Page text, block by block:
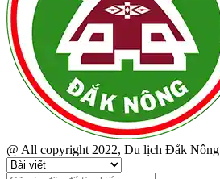
@ All copyright 2022, Du lịch Đắk Nông